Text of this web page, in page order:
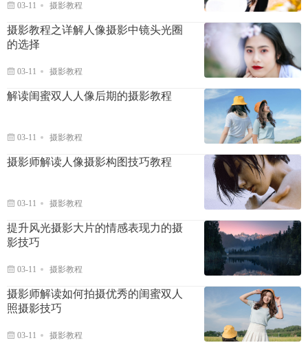
03-11 摄影教程
摄影教程之详解人像摄影中镜头光圈
的选择
03-11 摄影教程
解读闺蜜双人人像后期的摄影教程
03-11 摄影教程
摄影师解读人像摄影构图技巧教程
03-11 摄影教程
提升风光摄影大片的情感表现力的摄
影技巧
03-11 摄影教程
摄影师解读如何拍摄优秀的闺蜜双人
照摄影技巧
03-11 摄影教程